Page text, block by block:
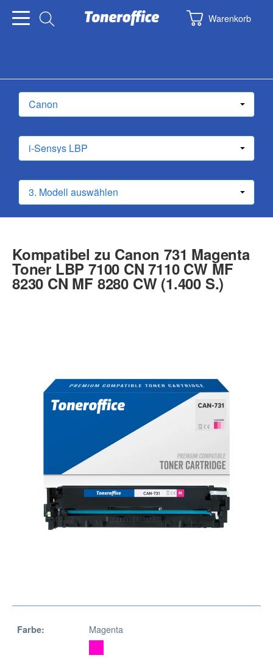
Warenkorb
Kompatibel zu Canon 731 Magenta
Toner LBP 7100 CN 7110 CW MF
8230 CN MF 8280 CW (1.400 S.)
Farbe: Magenta